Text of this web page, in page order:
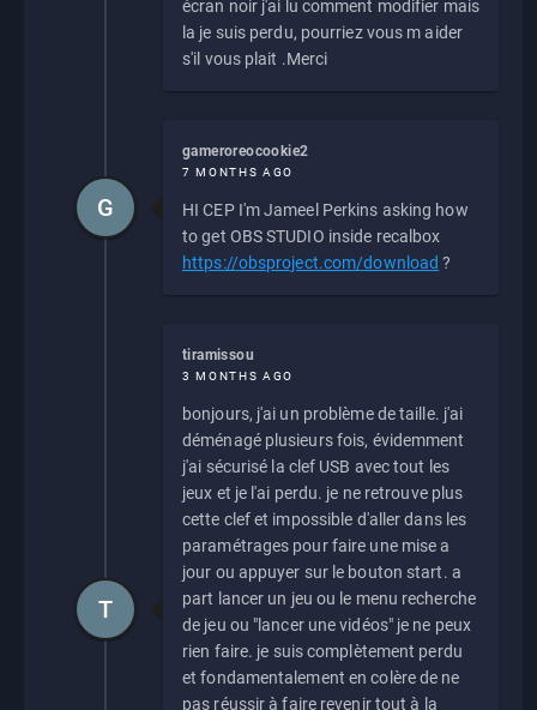
écran noir j'ai lu comment modifier mais
la je suis perdu, pourriez vous m aider
s'il vous plait .Merci
gameroreocookie2
7 MONTHS AGO
HI CEP I'm Jameel Perkins asking how
to get OBS STUDIO inside recalbox
https://obsproject.com/download ?
G
tiramissou
3 MONTHS AGO
bonjours, j'ai un problème de taille. j'ai
déménagé plusieurs fois, évidemment
j'ai sécurisé la clef USB avec tout les
jeux et je l'ai perdu. je ne retrouve plus
cette clef et impossible d'aller dans les
paramétrages pour faire une mise a
jour ou appuyer sur le bouton start. a
part lancer un jeu ou le menu recherche
de jeu ou "lancer une vidéos" je ne peux
rien faire. je suis complètement perdu
et fondamentalement en colère de ne
pas réussir à faire revenir tout à la
T